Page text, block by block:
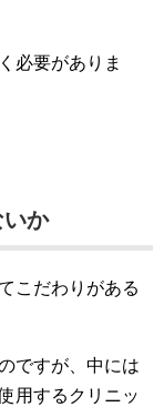
必要がありま
か
こだわりがある
ですが、中には
用するクリニッ